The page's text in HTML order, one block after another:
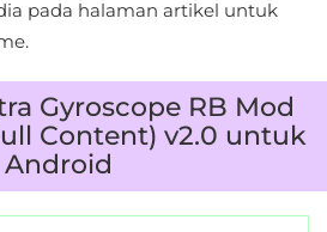
pada halaman artikel untuk
Gyroscope RB Mod
Content) v2.0 untuk
Android